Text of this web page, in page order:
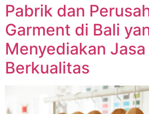
Pabrik dan
Garment di Bali
Menyediakan
Berkualitas